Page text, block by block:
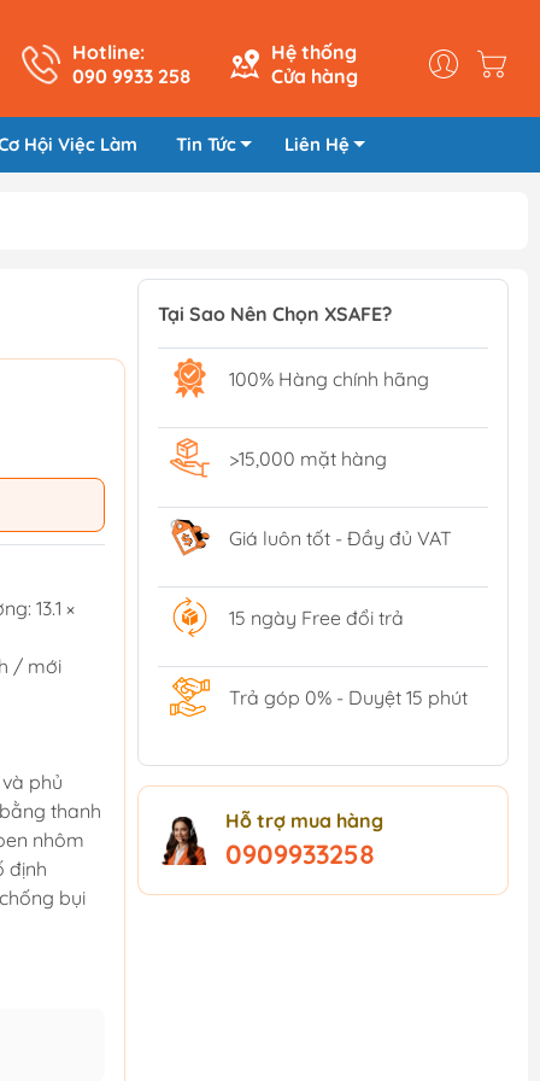
Hotline:
090 9933 258
Hệ thống
Cửa hàng
Hội Việc Làm Tin Tức Liên Hệ
13.1 ×
/ mới
phủ
thanh
nhôm
định
bụi
Tại Sao Nên Chọn XSAFE?
100% Hàng chính hãng
>15,000 mặt hàng
Giá luôn tốt - Đầy đủ VAT
15 ngày Free đổi trả
Trả góp 0% - Duyệt 15 phút
Hỗ trợ mua hàng
0909933258